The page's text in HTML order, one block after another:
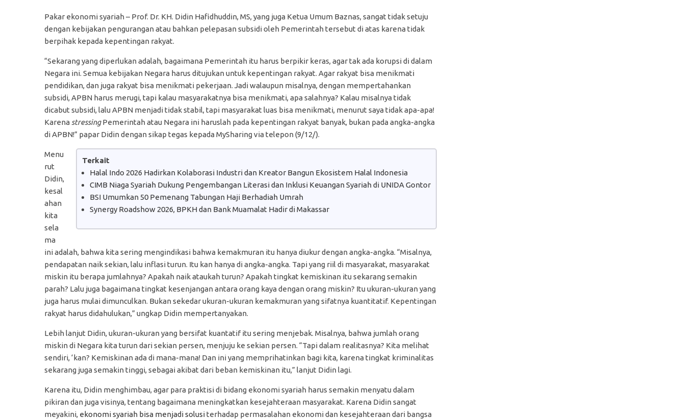
Pakar ekonomi syariah – Prof. Dr. KH. Didin Hafidhuddin, MS, yang juga Ketua Umum Baznas, sangat tidak setuju
dengan kebijakan pengurangan atau bahkan pelepasan subsidi oleh Pemerintah tersebut di atas karena tidak
berpihak kepada kepentingan rakyat.
“Sekarang yang diperlukan adalah, bagaimana Pemerintah itu harus berpikir keras, agar tak ada korupsi di dalam
Negara ini. Semua kebijakan Negara harus ditujukan untuk kepentingan rakyat. Agar rakyat bisa menikmati
pendidikan, dan juga rakyat bisa menikmati pekerjaan. Jadi walaupun misalnya, dengan mempertahankan
subsidi, APBN harus merugi, tapi kalau masyarakatnya bisa menikmati, apa salahnya? Kalau misalnya tidak
dicabut subsidi, lalu APBN menjadi tidak stabil, tapi masyarakat luas bisa menikmati, menurut saya tidak apa-apa!
Karena stressingPemerintah atau Negara ini haruslah pada kepentingan rakyat banyak, bukan pada angka-angka
di APBN!” papar Didin dengan sikap tegas kepada MySharing via telepon (9/12/).
Terkait
Halal Indo 2026 Hadirkan Kolaborasi Industri dan Kreator Bangun Ekosistem Halal Indonesia
CIMB Niaga Syariah Dukung Pengembangan Literasi dan Inklusi Keuangan Syariah di UNIDA Gontor
BSI Umumkan 50 Pemenang Tabungan Haji Berhadiah Umrah
Synergy Roadshow 2026, BPKH dan Bank Muamalat Hadir di Makassar
Menu
rut
Didin,
kesal
ahan
kita
sela
ma
ini adalah, bahwa kita sering mengindikasi bahwa kemakmuran itu hanya diukur dengan angka-angka. “Misalnya,
pendapatan naik sekian, lalu inflasi turun. Itu kan hanya di angka-angka. Tapi yang riil di masyarakat, masyarakat
miskin itu berapa jumlahnya? Apakah naik ataukah turun? Apakah tingkat kemiskinan itu sekarang semakin
parah? Lalu juga bagaimana tingkat kesenjangan antara orang kaya dengan orang miskin? Itu ukuran-ukuran yang
juga harus mulai dimunculkan. Bukan sekedar ukuran-ukuran kemakmuran yang sifatnya kuantitatif. Kepentingan
rakyat harus didahulukan,” ungkap Didin mempertanyakan.
Lebih lanjut Didin, ukuran-ukuran yang bersifat kuantatif itu sering menjebak. Misalnya, bahwa jumlah orang
miskin di Negara kita turun dari sekian persen, menjuju ke sekian persen. “Tapi dalam realitasnya? Kita melihat
sendiri, ‘kan? Kemiskinan ada di mana-mana! Dan ini yang memprihatinkan bagi kita, karena tingkat kriminalitas
sekarang juga semakin tinggi, sebagai akibat dari beban kemiskinan itu,” lanjut Didin lagi.
Karena itu, Didin menghimbau, agar para praktisi di bidang ekonomi syariah harus semakin menyatu dalam
pikiran dan juga visinya, tentang bagaimana meningkatkan kesejahteraan masyarakat. Karena Didin sangat
meyakini, ekonomi syariah bisa menjadi solusiterhadap permasalahan ekonomi dan kesejahteraan dari bangsa